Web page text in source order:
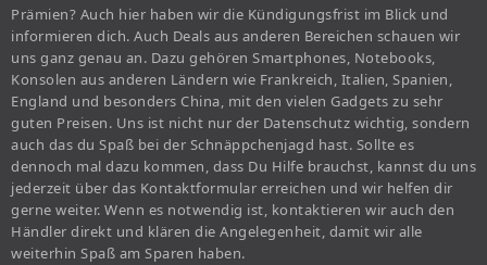
Prämien? Auch hier haben wir die Kündigungsfrist im Blick und
informieren dich. Auch Deals aus anderen Bereichen schauen wir
uns ganz genau an. Dazu gehören Smartphones, Notebooks,
Konsolen aus anderen Ländern wie Frankreich, Italien, Spanien,
England und besonders China, mit den vielen Gadgets zu sehr
guten Preisen. Uns ist nicht nur der Datenschutz wichtig, sondern
auch das du Spaß bei der Schnäppchenjagd hast. Sollte es
dennoch mal dazu kommen, dass Du Hilfe brauchst, kannst du uns
jederzeit über das Kontaktformular erreichen und wir helfen dir
gerne weiter. Wenn es notwendig ist, kontaktieren wir auch den
Händler direkt und klären die Angelegenheit, damit wir alle
weiterhin Spaß am Sparen haben.